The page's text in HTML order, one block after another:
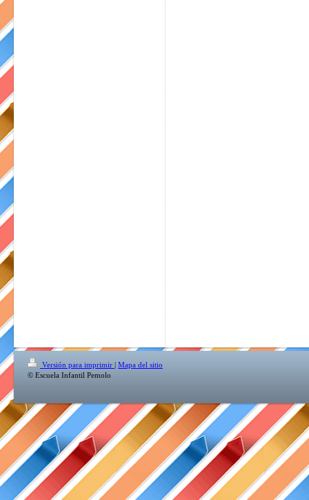
Versión para imprimir | Mapa del sitio
© Escuela Infantil Pemolo